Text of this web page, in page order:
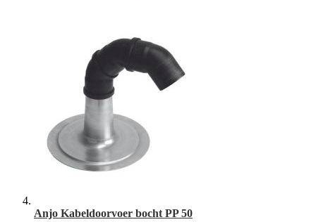
Anjo Kabeldoorvoer bocht PP 50